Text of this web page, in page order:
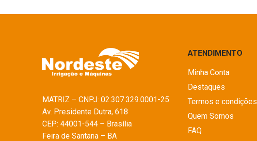
MATRIZ – CNPJ: 02.307.329.0001-25
Av. Presidente Dutra, 618
CEP: 44001-544 – Brasília
Feira de Santana – BA
ATENDIMENTO
Minha Conta
Destaques
Termos e condições
Quem Somos
FAQ